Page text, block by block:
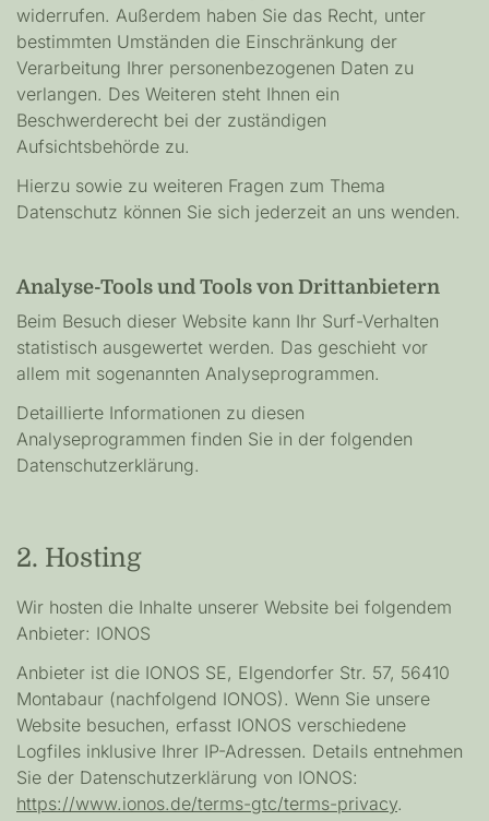
widerrufen. Außerdem haben Sie das Recht, unter
bestimmten Umständen die Einschränkung der
Verarbeitung Ihrer personenbezogenen Daten zu
verlangen. Des Weiteren steht Ihnen ein
Beschwerderecht bei der zuständigen
Aufsichtsbehörde zu.
Hierzu sowie zu weiteren Fragen zum Thema
Datenschutz können Sie sich jederzeit an uns wenden.
Analyse-Tools und Tools von Drittanbietern
Beim Besuch dieser Website kann Ihr Surf-Verhalten
statistisch ausgewertet werden. Das geschieht vor
allem mit sogenannten Analyseprogrammen.
Detaillierte Informationen zu diesen
Analyseprogrammen finden Sie in der folgenden
Datenschutzerklärung.
2. Hosting
Wir hosten die Inhalte unserer Website bei folgendem
Anbieter: IONOS
Anbieter ist die IONOS SE, Elgendorfer Str. 57, 56410
Montabaur (nachfolgend IONOS). Wenn Sie unsere
Website besuchen, erfasst IONOS verschiedene
Logfiles inklusive Ihrer IP-Adressen. Details entnehmen
Sie der Datenschutzerklärung von IONOS:
https://www.ionos.de/terms-gtc/terms-privacy.